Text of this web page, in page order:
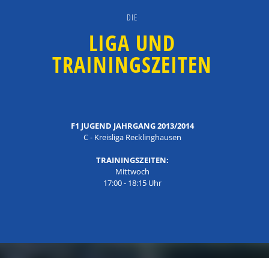
DIE
LIGA UND
TRAININGSZEITEN
F1 JUGEND JAHRGANG 2013/2014
C - Kreisliga Recklinghausen
TRAININGSZEITEN:
Mittwoch
17:00 - 18:15 Uhr